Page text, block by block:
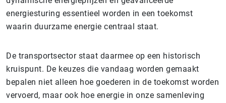
energiesturing essentieel worden in een toekomst
waarin duurzame energie centraal staat.
De transportsector staat daarmee op een historisch
kruispunt. De keuzes die vandaag worden gemaakt
bepalen niet alleen hoe goederen in de toekomst worden
vervoerd, maar ook hoe energie in onze samenleving